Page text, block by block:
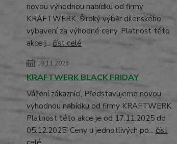
novou výhodnou nabídku od firmy
KRAFTWERK. Široký výběr dílenského
vybavení za výhodné ceny. Platnost této
akce j... číst celé
19.11.2025
KRAFTWERK BLACK FRIDAY
Vážení zákaznící, Představujeme novou
výhodnou nabídku od firmy KRAFTWERK.
Platnost této akce je od 17.11.2025 do
05.12.2025! Ceny u jednotlivých po... číst